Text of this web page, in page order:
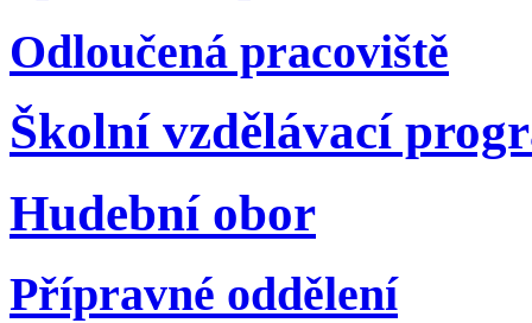
Odloučená pracoviště
Školní vzdělávací
Hudební obor
Přípravné oddělení